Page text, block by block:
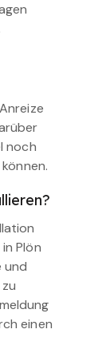
noch
Plön
und
einen